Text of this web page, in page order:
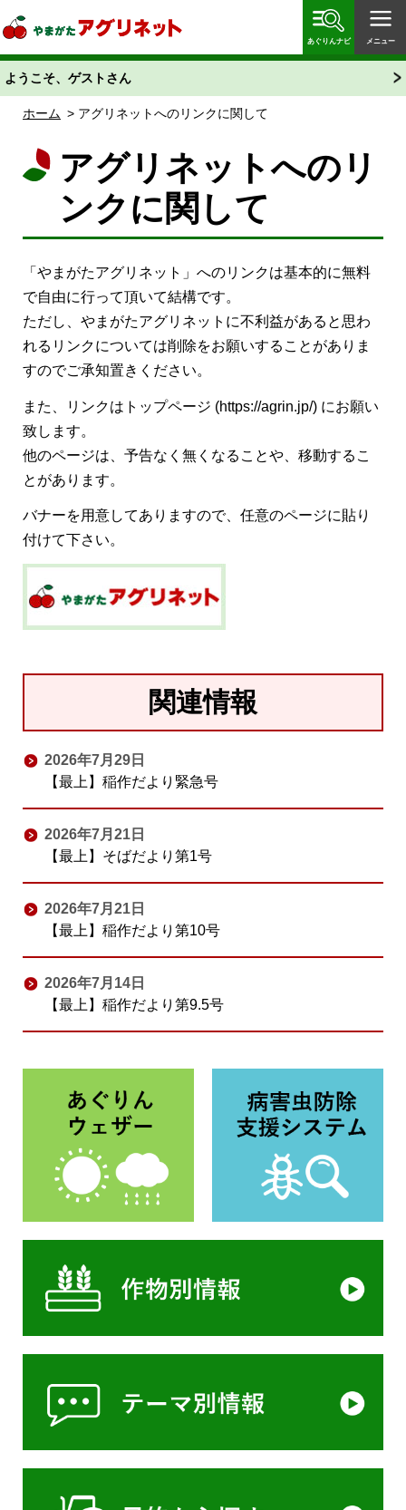
「あぐりん」
あぐりんナビ メニュー
ようこそ、ゲストさん
ホーム > アグリネットへのリンクに関して
アグリネットへのリ
ンクに関して
「やまがたアグリネット」へのリンクは基本的に無料
で自由に行って頂いて結構です。
ただし、やまがたアグリネットに不利益があると思わ
れるリンクについては削除をお願いすることがありま
すのでご承知置きください。
また、リンクはトップページ (https://agrin.jp/) にお願い
致します。
他のページは、予告なく無くなることや、移動するこ
とがあります。
バナーを用意してありますので、任意のページに貼り
付けて下さい。
関連情報
2026年7月29日
【最上】稲作だより緊急号
2026年7月21日
【最上】そばだより第1号
2026年7月21日
【最上】稲作だより第10号
2026年7月14日
【最上】稲作だより第9.5号